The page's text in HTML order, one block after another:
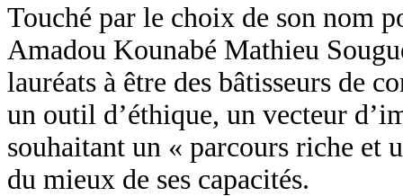
Touché par le choix de son nom
Amadou Kounabé Mathieu
lauréats à être des bâtisseurs de
un outil d’éthique, un vecteur
souhaitant un « parcours riche et
du mieux de ses capacités.